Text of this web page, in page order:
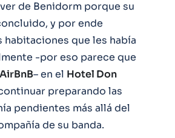
de Benidorm porque su
y por ende
habitaciones que les había
-por eso parece que
AirBnB– en el Hotel Don
preparando las
pendientes más allá del
de su banda.